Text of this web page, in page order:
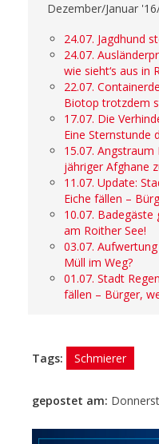
Dezember/Januar
24.07. Jagdhund
24.07.
wie sieht‘s aus in
22.07.
Biotop trotzdem
17.07. Die
Eine Sternstunde
15.07.
jähriger Afghane
11.07. Update:
Eiche fällen –
10.07.
am Roither See!
03.07.
Müll im Weg?
01.07. Stadt
fällen – Bürger,
Tags: Schmierer
gepostet am: